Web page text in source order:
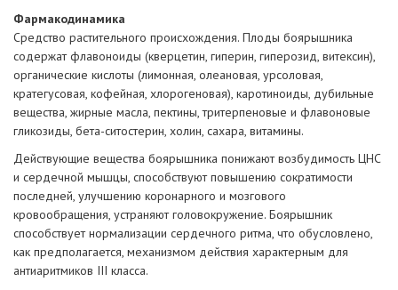
Фармакодинамика
Средство растительного происхождения. Плоды боярышника
содержат флавоноиды (кверцетин, гиперин, гиперозид, витексин),
органические кислоты (лимонная, олеановая, урсоловая,
кратегусовая, кофейная, хлорогеновая), каротиноиды, дубильные
вещества, жирные масла, пектины, тритерпеновые и флавоновые
гликозиды, бета-ситостерин, холин, сахара, витамины.
Действующие вещества боярышника понижают возбудимость ЦНС
и сердечной мышцы, способствуют повышению сократимости
последней, улучшению коронарного и мозгового
кровообращения, устраняют головокружение. Боярышник
способствует нормализации сердечного ритма, что обусловлено,
как предполагается, механизмом действия характерным для
антиаритмиков III класса.